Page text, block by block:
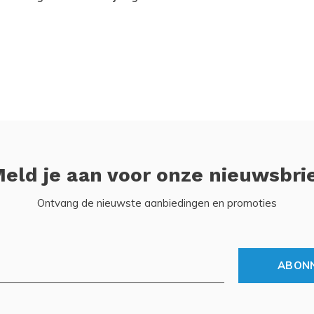
je aan voor onze
Ontvang de nieuwste aanbiedingen en promoties